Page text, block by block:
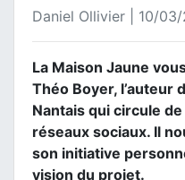
Daniel Ollivier | 10/
La Maison Jaune
Théo Boyer, l’auteur
Nantais qui circule
réseaux sociaux. Il
son initiative
vision du projet.